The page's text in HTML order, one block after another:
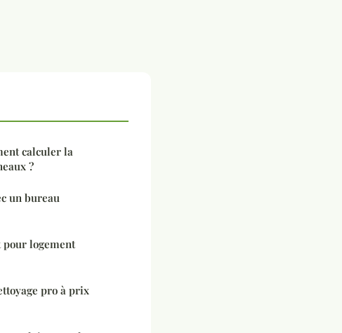
calculer la
?
un bureau
pour logement
pro à prix